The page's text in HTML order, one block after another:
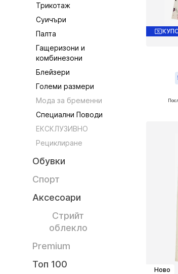
Трикотаж
Суичъри
Палта
Гащеризони и
комбинезони
Блейзери
Големи размери
Мода за бременни
Специални Поводи
ЕКСКЛУЗИВНО
Рециклиране
Обувки
Спорт
Аксесоари
Стрийт
облекло
Premium
Топ 100
Ново